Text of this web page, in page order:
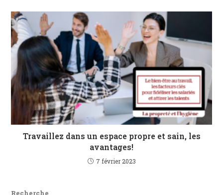
Travaillez dans un espace propre et sain, les
avantages!
7 février 2023
Recherche